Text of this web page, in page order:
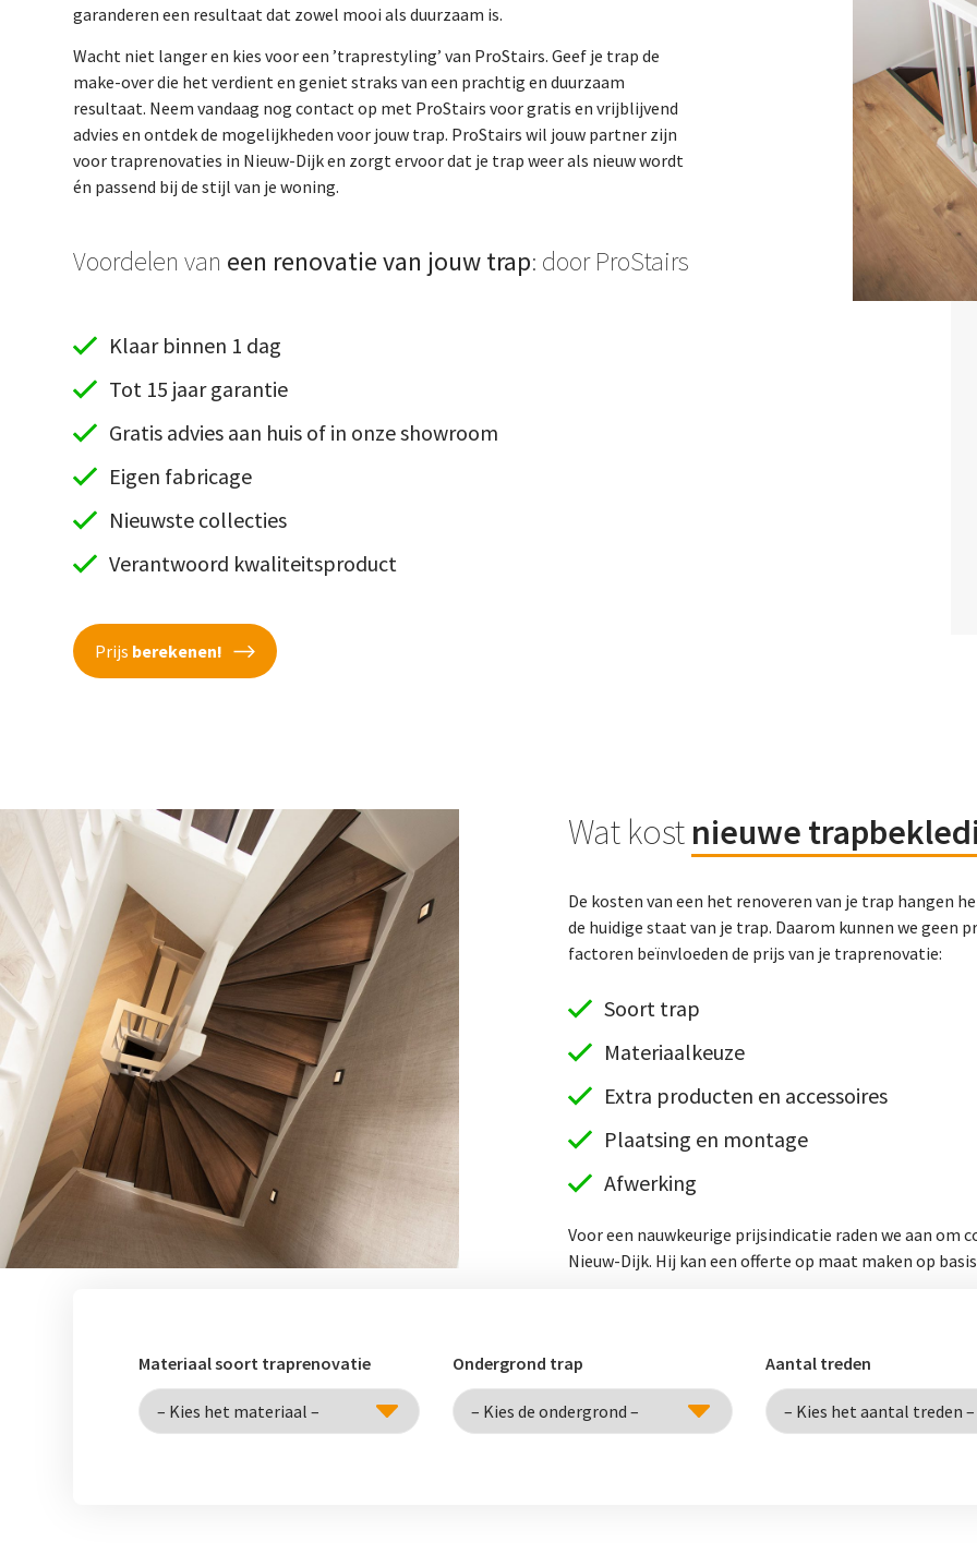
garanderen een resultaat dat zowel mooi als duurzaam is.
Wacht niet langer en kies voor een ’traprestyling’ van ProStairs. Geef je trap de
make-over die het verdient en geniet straks van een prachtig en duurzaam
resultaat. Neem vandaag nog contact op met ProStairs voor gratis en vrijblijvend
advies en ontdek de mogelijkheden voor jouw trap. ProStairs wil jouw partner zijn
voor traprenovaties in Nieuw-Dijk en zorgt ervoor dat je trap weer als nieuw wordt
én passend bij de stijl van je woning.
Voordelen van een renovatie van jouw trap: door ProStairs
Klaar binnen 1 dag
Tot 15 jaar garantie
Gratis advies aan huis of in onze showroom
Eigen fabricage
Nieuwste collecties
Verantwoord kwaliteitsproduct
Prijs berekenen!
Wat kost nieuwe
De kosten van een het renoveren van je trap hangen
de huidige staat van je trap. Daarom kunnen we geen
factoren beïnvloeden de prijs van je traprenovatie:
Soort trap
Materiaalkeuze
Extra producten en accessoires
Plaatsing en montage
Afwerking
Voor een nauwkeurige prijsindicatie raden we aan
Nieuw-Dijk. Hij kan een offerte op maat maken op
Materiaal soort traprenovatie Ondergrond trap Aantal treden